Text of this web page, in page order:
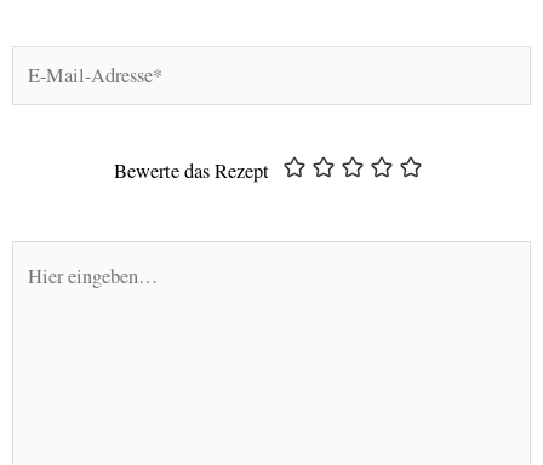
E-
Mail-
Bewerte das Rezept
eingeben…